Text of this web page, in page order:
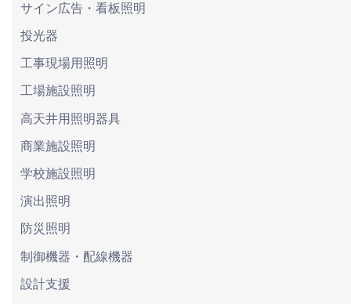
サイン広告・看板照明
投光器
工事現場用照明
工場施設照明
高天井用照明器具
商業施設照明
学校施設照明
演出照明
防災照明
制御機器・配線機器
設計支援